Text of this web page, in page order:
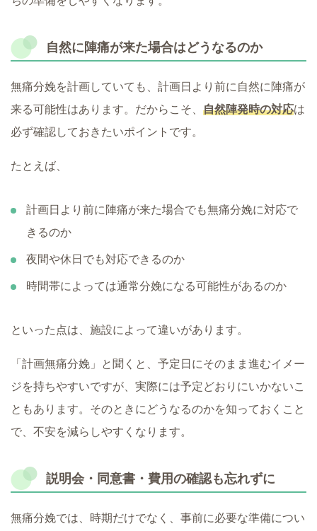
自然に陣痛が来た場合はどうなるのか
無痛分娩を計画していても、計画日より前に自然に陣痛が
来る可能性はあります。だからこそ、 自然陣発時の対応は
必ず確認しておきたいポイントです。
たとえば、
計画日より前に陣痛が来た場合でも無痛分娩に対応で
きるのか
夜間や休日でも対応できるのか
時間帯によっては通常分娩になる可能性があるのか
といった点は、施設によって違いがあります。
「計画無痛分娩」と聞くと、予定日にそのまま進むイメー
ジを持ちやすいですが、実際には予定どおりにいかないこ
ともあります。そのときにどうなるのかを知っておくこと
で、不安を減らしやすくなります。
説明会・同意書・費用の確認も忘れずに
無痛分娩では、時期だけでなく、事前に必要な準備につい